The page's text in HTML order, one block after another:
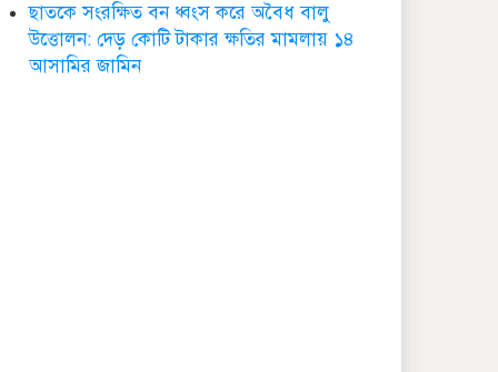
ছাতকে আওয়ামীলীগ নেতা
হাসনাত গ্রেফতার
ছাতকে সংরক্ষিত বন ধ্বংস করে অবৈধ বালু
উত্তোলন: দেড় কোটি টাকার ক্ষতির মামলায় ১৪
আসামির জামিন